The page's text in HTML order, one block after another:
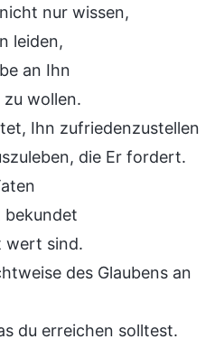
nur wissen,
leiden,
an Ihn
zu wollen.
Ihn zufriedenzustellen
die Er fordert.
bekundet
wert sind.
des Glaubens an
du erreichen solltest.